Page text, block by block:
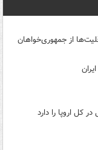
از جمهوری‌خواهان
کل اروپا را دارد